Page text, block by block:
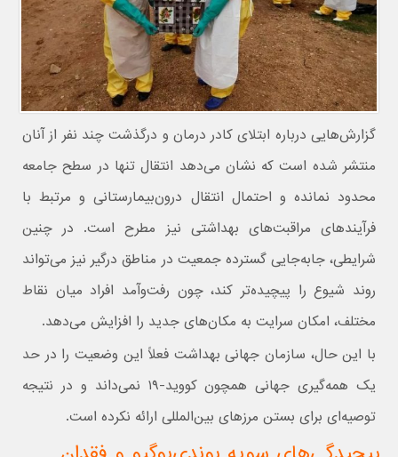
گزارش‌هایی درباره ابتلای کادر درمان و درگذشت چند نفر از آنان
منتشر شده است که نشان می‌دهد انتقال تنها در سطح جامعه
محدود نمانده و احتمال انتقال درون‌بیمارستانی و مرتبط با
فرآیندهای مراقبت‌های بهداشتی نیز مطرح است. در چنین
شرایطی، جابه‌جایی گسترده جمعیت در مناطق درگیر نیز می‌تواند
روند شیوع را پیچیده‌تر کند، چون رفت‌وآمد افراد میان نقاط
مختلف، امکان سرایت به مکان‌های جدید را افزایش می‌دهد.
با این حال، سازمان جهانی بهداشت فعلاً این وضعیت را در حد
یک همه‌گیری جهانی همچون کووید-۱۹ نمی‌داند و در نتیجه
توصیه‌ای برای بستن مرزهای بین‌المللی ارائه نکرده است.